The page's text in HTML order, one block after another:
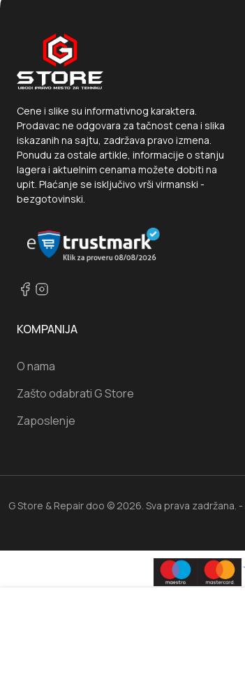
Cene i slike su informativnog karaktera.
Prodavac ne odgovara za tačnost cena i slika
iskazanih na sajtu, zadržava pravo izmena.
Ponudu za ostale artikle, informacije o stanju
lagera i aktuelnim cenama možete dobiti na
upit. Plaćanje se isključivo vrši virmanski -
bezgotovinski.
KOMPANIJA
O nama
Zašto odabrati G Store
Zaposlenje
G Store & Repair doo © 2026. Sva prava zadržana. -